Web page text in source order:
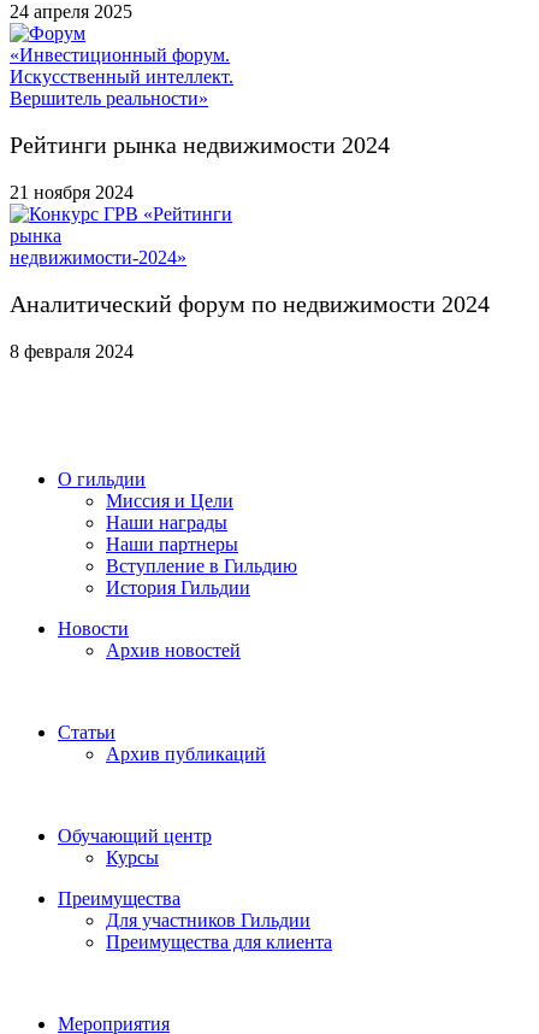
24 апреля 2025
Рейтинги рынка недвижимости 2024
21 ноября 2024
Аналитический форум по недвижимости 2024
8 февраля 2024
О гильдии
Миссия и Цели
Наши награды
Наши партнеры
Вступление в Гильдию
История Гильдии
Новости
Архив новостей
Статьи
Архив публикаций
Обучающий центр
Курсы
Преимущества
Для участников Гильдии
Преимущества для клиента
Мероприятия